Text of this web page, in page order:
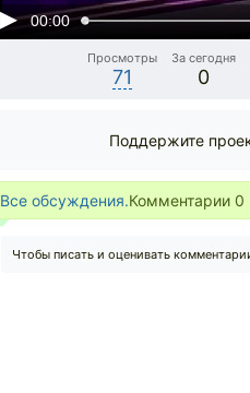
00:00
Просмотры
71
За сегодня
0
Поддержите
Все обсуждения.Комментарии 0
Чтобы писать и оценивать